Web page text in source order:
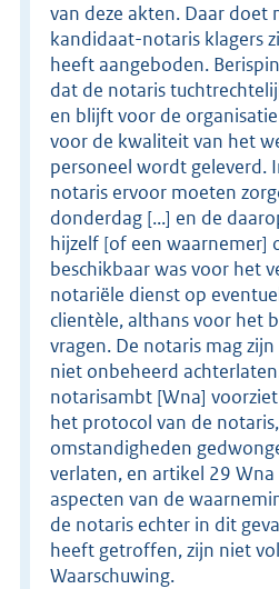
van deze akten. Daar doet
kandidaat-notaris klagers
heeft aangeboden.
dat de notaris
en blijft voor de
voor de kwaliteit van het
personeel wordt geleverd.
notaris ervoor moeten
donderdag [...] en de
hijzelf [of een waarnemer]
beschikbaar was voor het
notariële dienst op
clientèle, althans voor het
vragen. De notaris mag
niet onbeheerd
notarisambt [Wna]
het protocol van de
omstandigheden
verlaten, en artikel 29
aspecten van de
de notaris echter in dit
heeft getroffen, zijn niet
Waarschuwing.